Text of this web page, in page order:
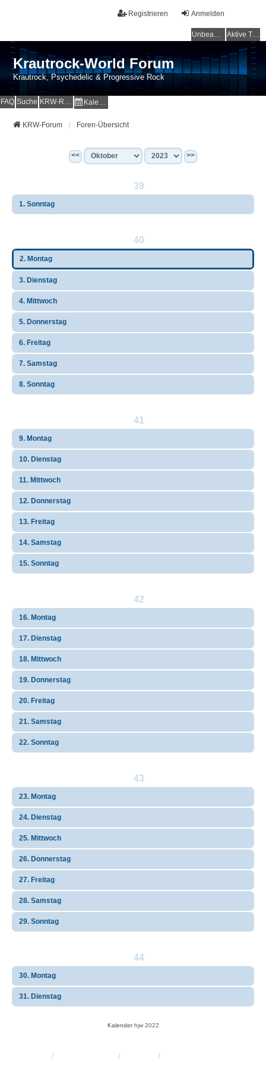
Anmelden
Registrieren
Unbeantwortete Themen Aktive Themen
Krautrock-World Forum
Krautrock, Psychedelic & Progressive Rock
FAQ Suche KRW-Radio Kalender
KRW-Forum Foren-Übersicht
<< >>
39
1. Sonntag
40
2. Montag
3. Dienstag
4. Mittwoch
5. Donnerstag
6. Freitag
7. Samstag
8. Sonntag
41
9. Montag
10. Dienstag
11. Mittwoch
12. Donnerstag
13. Freitag
14. Samstag
15. Sonntag
42
16. Montag
17. Dienstag
18. Mittwoch
19. Donnerstag
20. Freitag
21. Samstag
22. Sonntag
43
23. Montag
24. Dienstag
25. Mittwoch
26. Donnerstag
27. Freitag
28. Samstag
29. Sonntag
44
30. Montag
31. Dienstag
Kalenderhjw 2022